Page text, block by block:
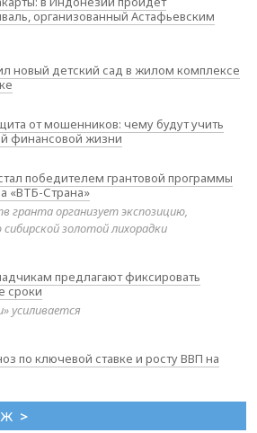
организованный Астафьевским
новый детский сад в жилом комплексе
от мошенников: чему будут учить
финансовой жизни
победителем грантовой программы
«ВТБ-Страна»
гранта организует экспозицию,
золотой лихорадки
предлагают фиксировать
сроки
усиливается
по ключевой ставке и росту ВВП на
>